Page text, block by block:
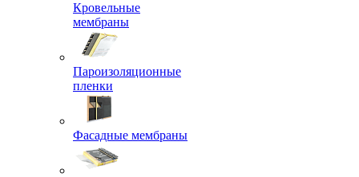
Кровельные
мембраны
Пароизоляционные
пленки
Фасадные мембраны